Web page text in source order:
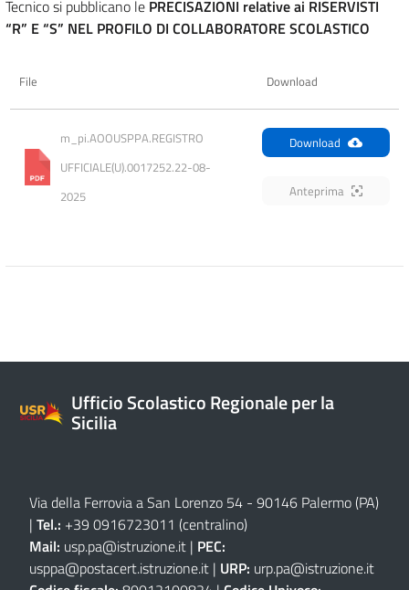
Tecnico si pubblicano le PRECISAZIONI relative ai RISERVISTI
“R” E “S” NEL PROFILO DI COLLABORATORE SCOLASTICO
File Download
m_pi.AOOUSPPA.REGISTRO
UFFICIALE(U).0017252.22-08-
2025
Download
Anteprima
Ufficio Scolastico Regionale per la
Sicilia
Via della Ferrovia a San Lorenzo 54 - 90146 Palermo (PA)
| Tel.: +39 0916723011 (centralino)
Mail: usp.pa@istruzione.it | PEC:
usppa@postacert.istruzione.it | URP: urp.pa@istruzione.it